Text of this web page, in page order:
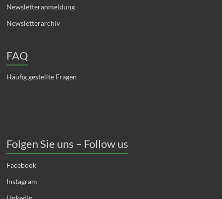
Newsletteranmeldung
Newsletterarchiv
FAQ
Häufig gestellte Fragen
Folgen Sie uns – Follow us
Facebook
Instagram